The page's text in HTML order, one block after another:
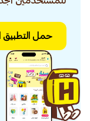
حمل التطبيق